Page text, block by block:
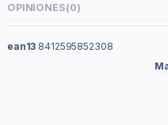
OPINIONES(0)
ean13 8412595852308